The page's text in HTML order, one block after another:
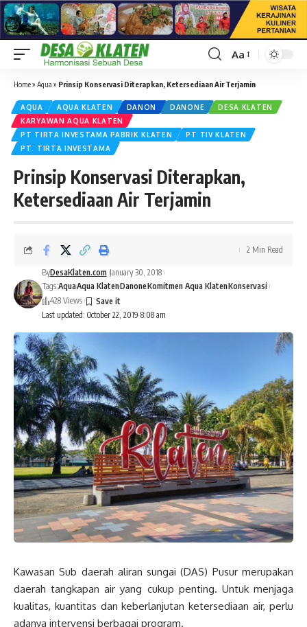
Font
Resizer
Aa
Home» Aqua » Prinsip Konservasi Diterapkan, Ketersediaan Air Terjamin
AQUA AQUA KLATEN DANON DANONE
DESA KLATEN
KARYAWAN AQUA KLATEN
PT TIRTA INVESTAMA PABRIK KLATEN
PT TIV KLATEN
PT. TIRTA INVESTAMA
Prinsip Konservasi Diterapkan,
Ketersediaan Air Terjamin
Last updated: October 22, 2019 8:08 am
ByDesaKlaten.com January 30, 2018
Tags:AquaAqua KlatenDanoneKomitmen Aqua KlatenKonservasi
428 Views
2 Min Read
Kawasan Sub daerah aliran sungai (DAS) Pusur merupakan
daerah tangkapan air yang cukup penting. Untuk menjaga
kualitas, kuantitas dan keberlanjutan ketersediaan air, perlu
adanya intervensi berbagai program.